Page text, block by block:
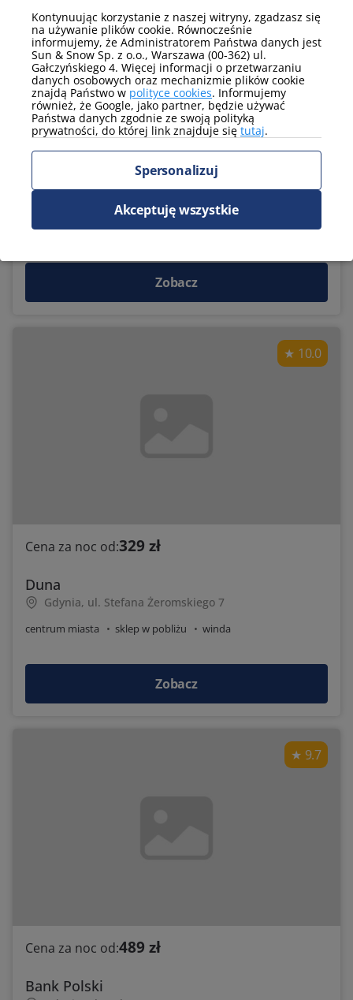
269 zł
Modern Tower
siłownia sklep w pobliżu winda
udogodnienia dla
Zobacz
10.0
Cena za noc od:329 zł
Duna
Gdynia, ul. Stefana Żeromskiego 7
centrum miasta sklep w pobliżu winda
Zobacz
9.7
Cena za noc od:489 zł
Bank Polski
Kontynuując korzystanie z naszej witryny, zgadzasz się
na używanie plików cookie. Równocześnie
informujemy, że Administratorem Państwa danych jest
Sun & Snow Sp. z o.o., Warszawa (00-362) ul.
Gałczyńskiego 4. Więcej informacji o przetwarzaniu
danych osobowych oraz mechanizmie plików cookie
znajdą Państwo w polityce cookies. Informujemy
również, że Google, jako partner, będzie używać
Państwa danych zgodnie ze swoją polityką
prywatności, do której link znajduje się tutaj.
Spersonalizuj
Akceptuję wszystkie